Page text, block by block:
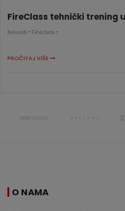
FireClass tehnički trening
Novosti • Fireclass •
PROČITAJ VIŠE
O NAMA